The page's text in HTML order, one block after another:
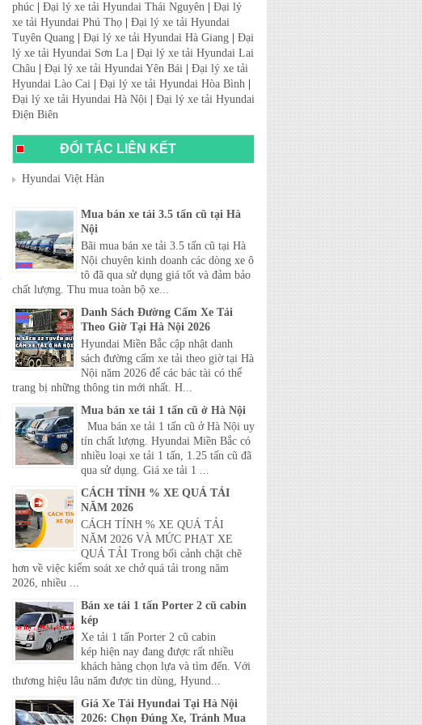
phúc
Đại lý xe tải Hyundai Thái Nguyên
Đại lý
xe tải Hyundai Phú Thọ
Đại lý xe tải Hyundai
Tuyên Quang
Đại lý xe tải Hyundai Hà Giang
Đại
lý xe tải Hyundai Sơn La
Đại lý xe tải Hyundai Lai
Châu
Đại lý xe tải Hyundai Yên Bái
Đại lý xe tải
Hyundai Lào Cai
Đại lý xe tải Hyundai Hòa Bình
Đại lý xe tải Hyundai Hà Nội
Đại lý xe tải Hyundai
Điện Biên
ĐỐI TÁC LIÊN KẾT
Hyundai Việt Hàn
Mua bán xe tải 3.5 tấn cũ tại Hà
Nội
Bãi mua bán xe tải 3.5 tấn cũ tại Hà
Nội chuyên kinh doanh các dòng xe ô
tô đã qua sử dụng giá tốt và đảm bảo
chất lượng. Thu mua toàn bộ xe...
Danh Sách Đường Cấm Xe Tải
Theo Giờ Tại Hà Nội 2026
Hyundai Miền Bắc cập nhật danh
sách đường cấm xe tải theo giờ tại Hà
Nội năm 2026 để các bác tài có thể
trang bị những thông tin mới nhất. H...
Mua bán xe tải 1 tấn cũ ở Hà Nội
Mua bán xe tải 1 tấn cũ ở Hà Nội uy
tín chất lượng. Hyundai Miền Bắc có
nhiều loại xe tải 1 tấn, 1.25 tấn cũ đã
qua sử dụng. Giá xe tải 1 ...
CÁCH TÍNH % XE QUÁ TẢI
NĂM 2026
CÁCH TÍNH % XE QUÁ TẢI
NĂM 2026 VÀ MỨC PHẠT XE
QUÁ TẢI Trong bối cảnh chặt chẽ
hơn về việc kiểm soát xe chở quá tải trong năm
2026, nhiều ...
Bán xe tải 1 tấn Porter 2 cũ cabin
kép
Xe tải 1 tấn Porter 2 cũ cabin
kép hiện nay đang được rất nhiều
khách hàng chọn lựa và tìm đến. Với
thương hiệu lâu năm được tin dùng, Hyund...
Giá Xe Tải Hyundai Tại Hà Nội
2026: Chọn Đúng Xe, Tránh Mua